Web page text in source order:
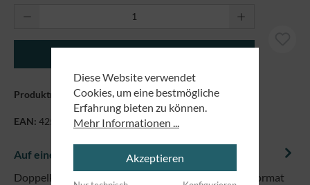
Produkt Anzahl: Gib den gewünschten
Produktnummer:429320
EAN: 4250479852938
Auf einem Blick
Doppelkarte mit farbigem Umschlag und Hülle im Format
Diese Website verwendet
Cookies, um eine bestmögliche
Erfahrung bieten zu können.
Mehr Informationen ...
Akzeptieren